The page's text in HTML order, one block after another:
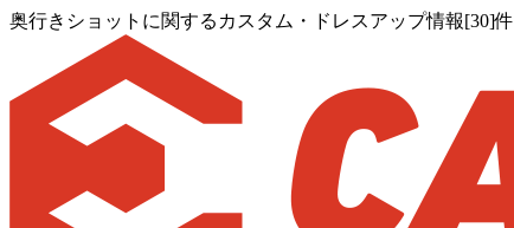
奥行きショットに関するカスタム・ドレスアップ情報[30]件